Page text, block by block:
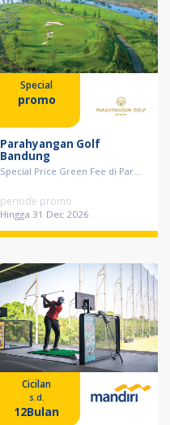
Special
promo
Parahyangan Golf
Bandung
Special Price Green Fee di Par...
periode promo
Hingga 31 Dec 2026
Cicilan
s.d.
12Bulan